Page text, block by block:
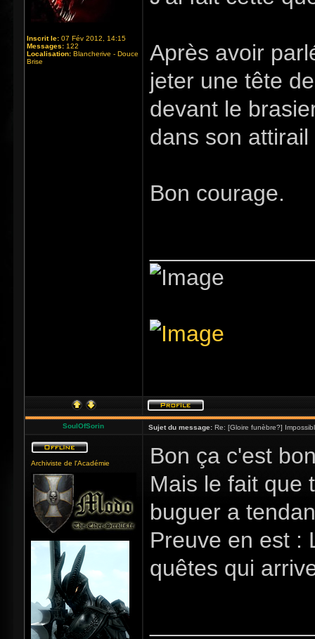
Inscrit le: 07 Fév 2012, 14:15
Messages: 122
Localisation: Blancherive - Douce
Brise
Après avoir
jeter une tête
devant le
dans son
Bon courage.
SoulOfSorin Sujet du message: Re: [Gloire funèbre?]
Archiviste de l'Académie
Bon ça c'est
Mais le fait que
buguer a
Preuve en est :
quêtes qui